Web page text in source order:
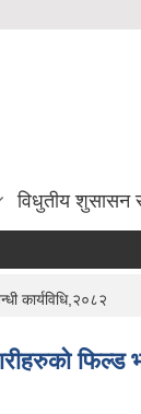
विधुतीय शुसासन
कार्यविधि,२०८२
फिल्ड